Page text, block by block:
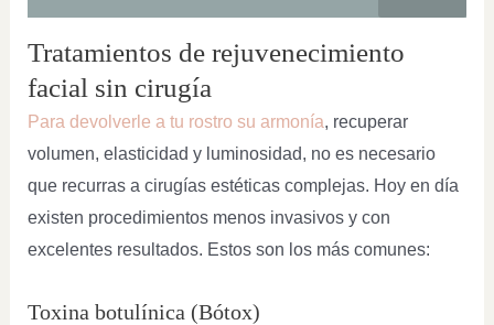
Tratamientos de rejuvenecimiento
facial sin cirugía
Para devolverle a tu rostro su armonía, recuperar
volumen, elasticidad y luminosidad, no es necesario
que recurras a cirugías estéticas complejas. Hoy en día
existen procedimientos menos invasivos y con
excelentes resultados. Estos son los más comunes:
Toxina botulínica (Bótox)